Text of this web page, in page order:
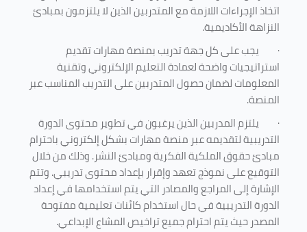
اتخاذ الإجراءات اللازمة مع المتدربين الذين لا يلتزمون بمبادئ
النزاهة الأكاديمية.
· يجب على كل جهة تدريب بمنصة مهارات تقديم
استراتيجيات واضحة لعمادة التعليم الإلكتروني وتقنية
المعلومات لضمان حصول المتدربين على التدريب المناسب عبر
المنصة.
· يلتزم المدربين الذين يرغبون في تطوير محتوى الدورة
التدريبية لتقديمه عبر منصة مهارات بشكل إلكتروني باحترام
مبادئ حقوق الملكية الفكرية ومبادئ النشر. وذلك من خلال
التوقيع على نموذج تعهد وإقرار بإعداد محتوى تدريبي. وتتم
الإشارة إلى المراجع والمصادر التي يتم استخدامها في إعداد
الدورة التدريبية في حال استخدام كائنات تعليمية مفتوحة
المصدر حيث يتم احترام جميع تراخيص المشاع الإبداعي.